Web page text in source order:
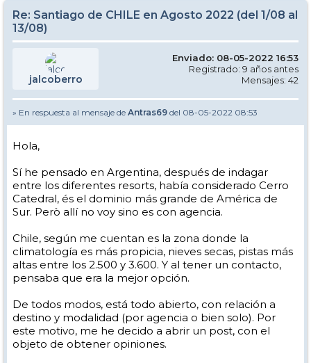
Re: Santiago de CHILE en Agosto 2022 (del 1/08 al
13/08)
jalcoberro
Enviado: 08-05-2022 16:53
Registrado: 9 años antes
Mensajes: 42
» En respuesta al mensaje de Antras69 del 08-05-2022 08:53
Hola,
Sí he pensado en Argentina, después de indagar
entre los diferentes resorts, había considerado Cerro
Catedral, és el dominio más grande de América de
Sur. Però allí no voy sino es con agencia.
Chile, según me cuentan es la zona donde la
climatología es más propicia, nieves secas, pistas más
altas entre los 2.500 y 3.600. Y al tener un contacto,
pensaba que era la mejor opción.
De todos modos, está todo abierto, con relación a
destino y modalidad (por agencia o bien solo). Por
este motivo, me he decido a abrir un post, con el
objeto de obtener opiniones.